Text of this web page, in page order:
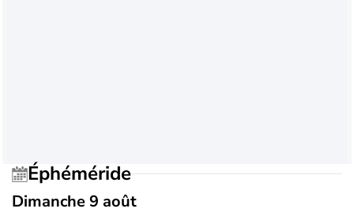
Éphéméride
Dimanche 9 août